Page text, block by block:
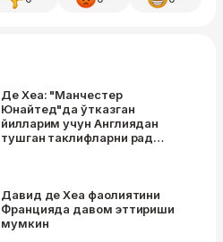
Де Хеа: "Манчестер
Юнайтед"да ўтказган
йилларим учун Англиядан
тушган таклифларни рад
Давид де Хеа фаолиятини
Францияда давом эттириши
мумкин